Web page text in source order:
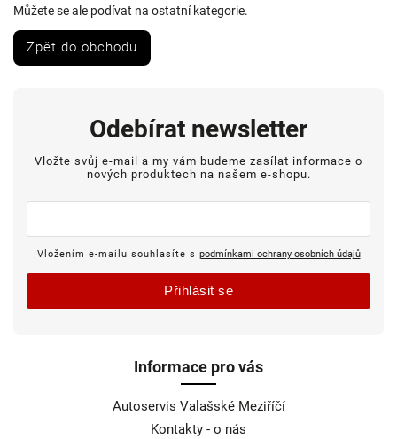
Můžete se ale podívat na ostatní kategorie.
Zpět do obchodu
Informace pro vás
Autoservis Valašské Meziříčí
Kontakty - o nás
Odebírat newsletter
Vložte svůj e-mail a my vám budeme zasílat informace o
nových produktech na našem e-shopu.
Vložením e-mailu souhlasíte s podmínkami ochrany osobních údajů
Přihlásit se